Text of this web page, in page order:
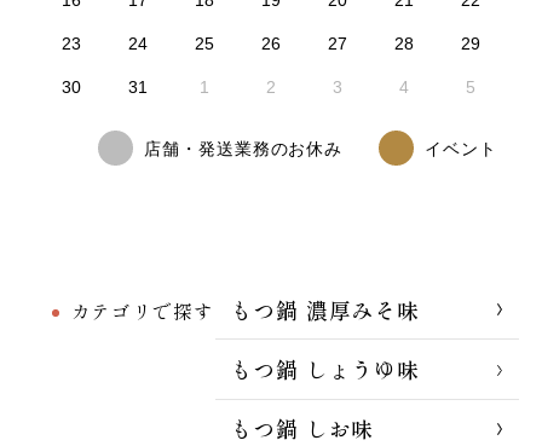
カテゴリで探す
もつ鍋 濃厚みそ味
もつ鍋 しょうゆ味
もつ鍋 しお味
23 24 25 26 27 28 29
30 31 1 2 3 4 5
店舗・発送業務のお休み イベント